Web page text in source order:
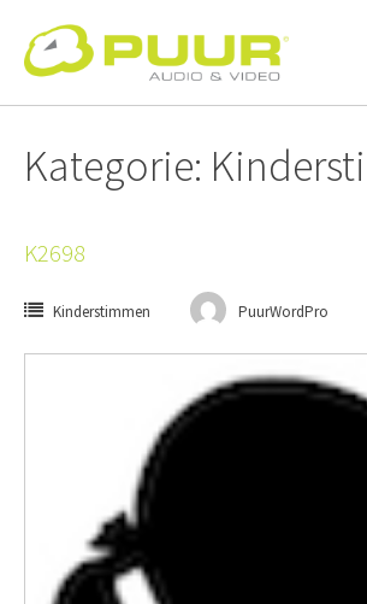
zum
Inhalt
Kategorie:
K2698
Kinderstimmen PuurWordPro